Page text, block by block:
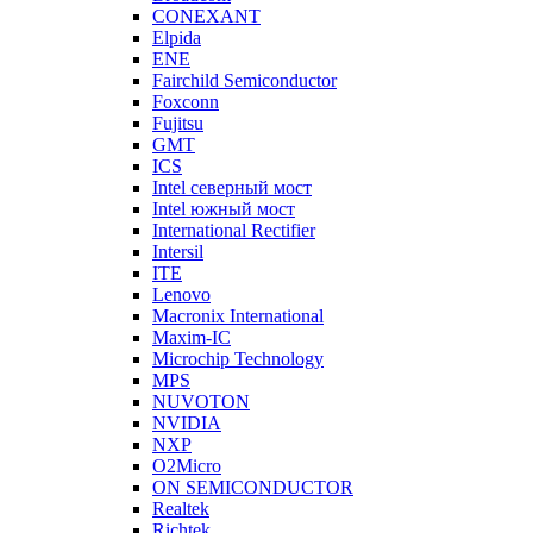
CONEXANT
Elpida
ENE
Fairchild Semiconductor
Foxconn
Fujitsu
GMT
ICS
Intel северный мост
Intel южный мост
International Rectifier
Intersil
ITE
Lenovo
Macronix International
Maxim-IC
Microchip Technology
MPS
NUVOTON
NVIDIA
NXP
O2Micro
ON SEMICONDUCTOR
Realtek